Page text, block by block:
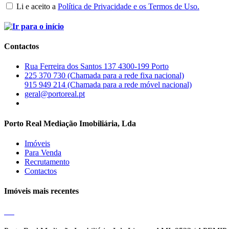
Li e aceito a Política de Privacidade e os Termos de Uso.
Contactos
Rua Ferreira dos Santos 137 4300-199 Porto
225 370 730 (Chamada para a rede fixa nacional)
915 949 214 (Chamada para a rede móvel nacional)
geral@portoreal.pt
Porto Real Mediação Imobiliária, Lda
Imóveis
Para Venda
Recrutamento
Contactos
Imóveis mais recentes